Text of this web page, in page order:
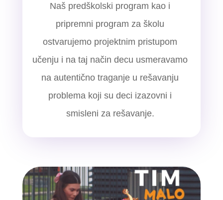
Naš predškolski program kao i
pripremni program za školu
ostvarujemo projektnim pristupom
učenju i na taj način decu usmeravamo
na autentično traganje u rešavanju
problema koji su deci izazovni i
smisleni za rešavanje.